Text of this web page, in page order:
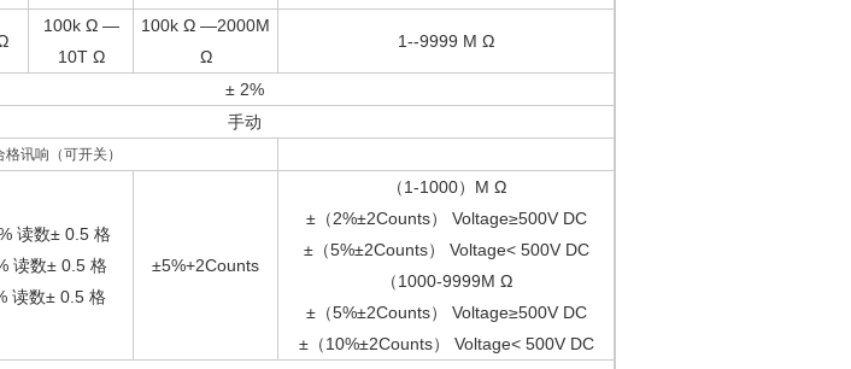
100k Ω —
10T Ω
100k Ω —2000M
Ω
1--9999 M Ω
± 2%
手动
讯响（可开关）
读数± 0.5 格
读数± 0.5 格
读数± 0.5 格
±5%+2Counts
（1-1000）M Ω
±（2%±2Counts） Voltage≥500V DC
±（5%±2Counts） Voltage< 500V DC
（1000-9999M Ω
±（5%±2Counts） Voltage≥500V DC
±（10%±2Counts） Voltage< 500V DC